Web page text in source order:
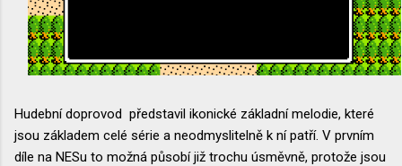
Hudební doprovod představil ikonické základní melodie, které
jsou základem celé série a neodmyslitelně k ní patří. V prvním
díle na NESu to možná působí již trochu úsměvně, protože jsou